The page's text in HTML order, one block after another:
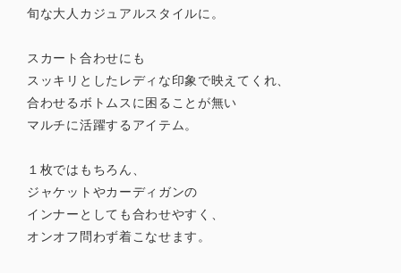
旬な大人カジュアルスタイルに。
スカート合わせにも
スッキリとしたレディな印象で映えてくれ、
合わせるボトムスに困ることが無い
マルチに活躍するアイテム。
１枚ではもちろん、
ジャケットやカーディガンの
インナーとしても合わせやすく、
オンオフ問わず着こなせます。